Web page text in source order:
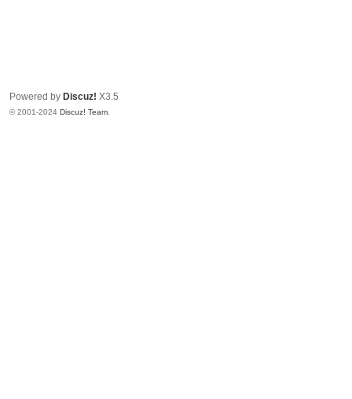
Powered by Discuz! X3.5
© 2001-2024 Discuz! Team